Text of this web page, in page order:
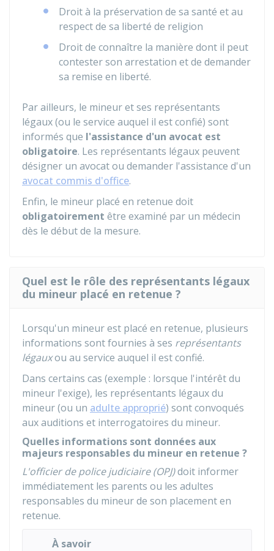
Droit à la préservation de sa santé et au
respect de sa liberté de religion
Droit de connaître la manière dont il peut
contester son arrestation et de demander
sa remise en liberté.
Par ailleurs, le mineur et ses représentants
légaux (ou le service auquel il est confié) sont
informés que l'assistance d'un avocat est
obligatoire. Les représentants légaux peuvent
désigner un avocat ou demander l'assistance d'un
avocat commis d'office.
Enfin, le mineur placé en retenue doit
obligatoirement être examiné par un médecin
dès le début de la mesure.
Quel est le rôle des représentants légaux
du mineur placé en retenue ?
Lorsqu'un mineur est placé en retenue, plusieurs
informations sont fournies à ses représentants
légauxou au service auquel il est confié.
Dans certains cas (exemple : lorsque l'intérêt du
mineur l'exige), les représentants légaux du
mineur (ou un adulte approprié) sont convoqués
aux auditions et interrogatoires du mineur.
Quelles informations sont données aux
majeurs responsables du mineur en retenue ?
L'officier de police judiciaire (OPJ)doit informer
immédiatement les parents ou les adultes
responsables du mineur de son placement en
retenue.
À savoir